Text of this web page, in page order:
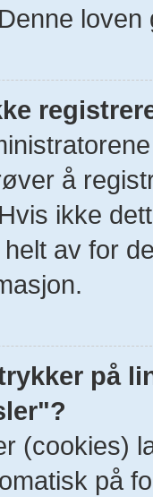
å
ikke
av for
på
(cookies)
på